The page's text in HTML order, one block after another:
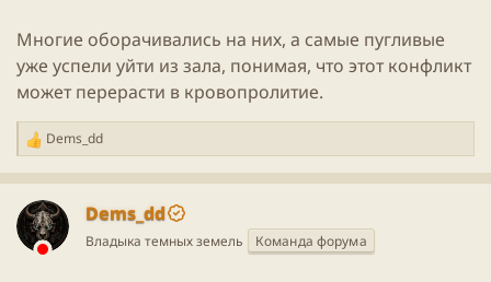
Многие оборачивались на них, а самые пугливые
уже успели уйти из зала, понимая, что этот конфликт
может перерасти в кровопролитие.
Р
а
к
ц
и
Dems_dd
Dems_dd
Владыка темных земель Команда форума